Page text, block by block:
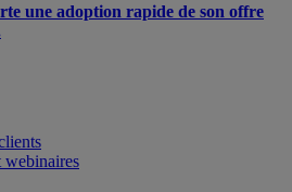
une adoption rapide de son offre
webinaires